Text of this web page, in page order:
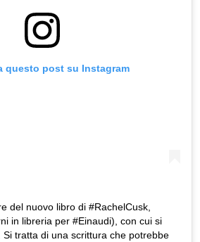
questo post su Instagram
del nuovo libro di #RachelCusk,
in libreria per #Einaudi), con cui si
tratta di una scrittura che potrebbe